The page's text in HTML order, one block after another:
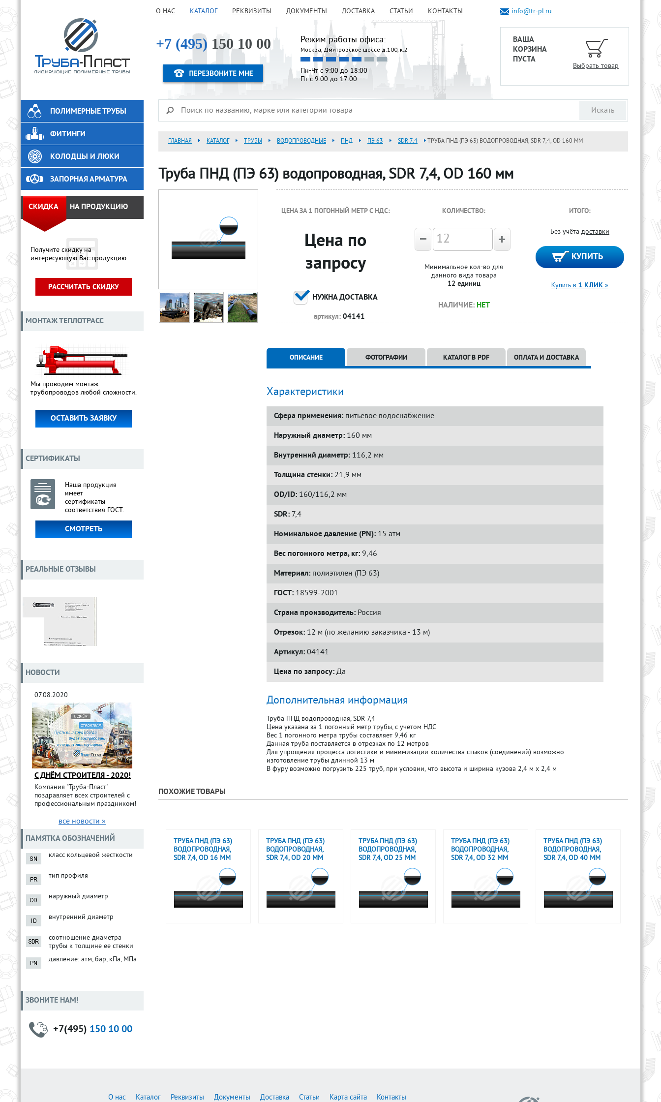
info@tr-pl.ru
ВАША
КОРЗИНА
ПУСТА
Выбрать товар
О НАС КАТАЛОГ РЕКВИЗИТЫ ДОКУМЕНТЫ ДОСТАВКА СТАТЬИ КОНТАКТЫ
+7 (495) 150 10 00 Режим работы офиса:
Москва, Дмитровское шоссе д.100, к.2
Пн-Чт с 9:00 до 18:00
Пт с 9:00 до 17:00
ГЛАВНАЯ КАТАЛОГ ТРУБЫ ВОДОПРОВОДНЫЕ ПНД ПЭ 63 SDR 7.4 ТРУБА ПНД (ПЭ 63) ВОДОПРОВОДНАЯ, SDR 7,4, OD 160 ММ
Труба ПНД (ПЭ 63) водопроводная, SDR 7,4, OD 160 мм
ЦЕНА ЗА 1 ПОГОННЫЙ МЕТР С НДС:
Цена по
запросу
НУЖНА ДОСТАВКА
артикул: 04141
КОЛИЧЕСТВО:
Минимальное кол-во для
данного вида товара
12 единиц
НАЛИЧИЕ: НЕТ
ИТОГО:
Без учёта доставки
Купить в 1 КЛИК »
ОПИСАНИЕ ФОТОГРАФИИ КАТАЛОГ В PDF ОПЛАТА И ДОСТАВКА
Характеристики
Сфера применения: питьевое водоснабжение
Наружный диаметр: 160 мм
Внутренний диаметр: 116,2 мм
Толщина стенки: 21,9 мм
OD/ID: 160/116,2 мм
SDR: 7,4
Номинальное давление (PN): 15 атм
Вес погонного метра, кг: 9,46
Материал: полиэтилен (ПЭ 63)
ГОСТ: 18599-2001
Страна производитель: Россия
Отрезок: 12 м (по желанию заказчика - 13 м)
Артикул: 04141
Цена по запросу: Да
Дополнительная информация
Труба ПНД водопроводная, SDR 7,4
Цена указана за 1 погонный метр трубы, с учетом НДС
Вес 1 погонного метра трубы составляет 9,46 кг
Данная труба поставляется в отрезках по 12 метров
Для упрощения процесса логистики и минимизации количества стыков (соединений) возможно
изготовление трубы длинной 13 м
В фуру возможно погрузить 225 труб, при условии, что высота и ширина кузова 2,4 м х 2,4 м
ПОХОЖИЕ ТОВАРЫ
ТРУБА ПНД (ПЭ 63)
ВОДОПРОВОДНАЯ,
SDR 7,4, OD 16 ММ
ТРУБА ПНД (ПЭ 63)
ВОДОПРОВОДНАЯ,
SDR 7,4, OD 20 ММ
ТРУБА ПНД (ПЭ 63)
ВОДОПРОВОДНАЯ,
SDR 7,4, OD 25 ММ
ТРУБА ПНД (ПЭ 63)
ВОДОПРОВОДНАЯ,
SDR 7,4, OD 32 ММ
ТРУБА ПНД (ПЭ 63)
ВОДОПРОВОДНАЯ,
SDR 7,4, OD 40 ММ
ПОЛИМЕРНЫЕ ТРУБЫ
ФИТИНГИ
КОЛОДЦЫ И ЛЮКИ
ЗАПОРНАЯ АРМАТУРА
Получите скидку на
интересующую Вас продукцию.
СКИДКА НА ПРОДУКЦИЮ
РАССЧИТАТЬ СКИДКУ
МОНТАЖ ТЕПЛОТРАСС
Мы проводим монтаж
трубопроводов любой сложности.
ОСТАВИТЬ ЗАЯВКУ
СЕРТИФИКАТЫ
Наша продукция
имеет
сертификаты
соответствия ГОСТ.
СМОТРЕТЬ
РЕАЛЬНЫЕ ОТЗЫВЫ
НОВОСТИ
07.08.2020
С ДНЁМ СТРОИТЕЛЯ - 2020!
Компания "Труба-Пласт"
поздравляет всех строителей с
профессиональным праздником!
все новости »
ПАМЯТКА ОБОЗНАЧЕНИЙ
класс кольцевой жесткости
тип профиля
наружный диаметр
внутренний диаметр
соотношение диаметра
трубы к толщине ее стенки
давление: атм, бар, кПа, МПа
ЗВОНИТЕ НАМ!
+7(495) 150 10 00
О нас Каталог Реквизиты Документы Доставка Статьи Карта сайта Контакты